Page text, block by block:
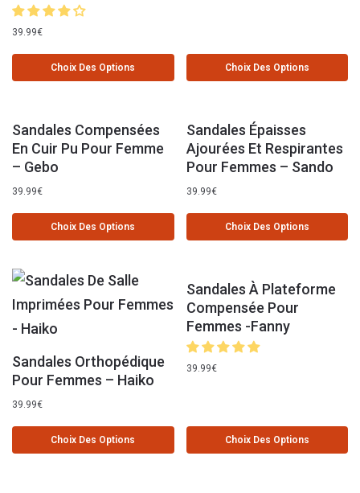
39.99€
Choix Des Options Choix Des Options
Sandales Compensées
En Cuir Pu Pour Femme
– Gebo
39.99€
Choix Des Options
Sandales Épaisses
Ajourées Et Respirantes
Pour Femmes – Sando
39.99€
Choix Des Options
Sandales Orthopédique
Pour Femmes – Haiko
39.99€
Choix Des Options
Sandales À Plateforme
Compensée Pour
Femmes -Fanny
39.99€
Choix Des Options